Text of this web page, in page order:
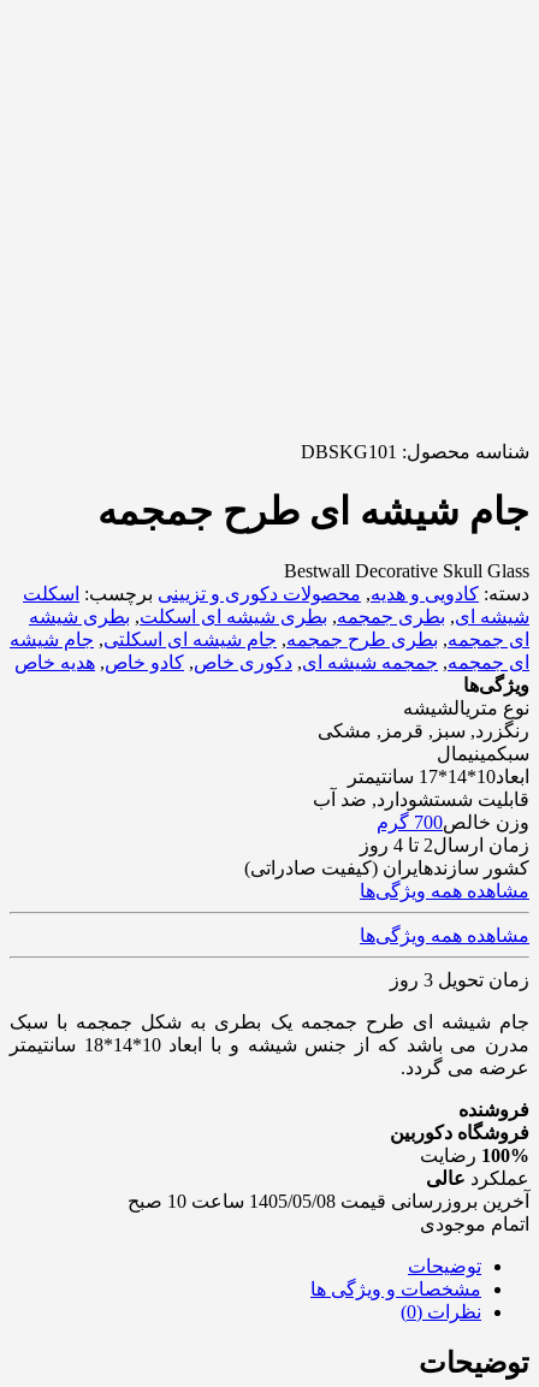
شناسه محصول: DBSKG101
جام شیشه ای طرح جمجمه
Bestwall Decorative Skull Glass
دسته: کادویی و هدیه, محصولات دکوری و تزیینی برچسب: اسکلت
شیشه ای, بطری جمجمه, بطری شیشه ای اسکلت, بطری شیشه
ای جمجمه, بطری طرح جمجمه, جام شیشه ای اسکلتی, جام شیشه
ای جمجمه, جمجمه شیشه ای, دکوری خاص, کادو خاص, هدیه خاص
ویژگی‌ها
نوع متریالشیشه
رنگزرد, سبز, قرمز, مشکی
سبکمینیمال
ابعاد10*14*17 سانتیمتر
قابلیت شستشودارد, ضد آب
وزن خالص700 گرم
زمان ارسال2 تا 4 روز
کشور سازندهایران (کیفیت صادراتی)
مشاهده همه ویژگی‌ها
مشاهده همه ویژگی‌ها
زمان تحویل 3 روز
جام شیشه ای طرح جمجمه یک بطری به شکل جمجمه با سبک
مدرن می باشد که از جنس شیشه و با ابعاد 10*14*18 سانتیمتر
عرضه می گردد.
فروشنده
فروشگاه دکوربین
100% رضایت
عملکرد عالی
آخرین بروزرسانی قیمت 1405/05/08 ساعت 10 صبح
اتمام موجودی
توضیحات
مشخصات و ویژگی ها
نظرات (0)
توضیحات